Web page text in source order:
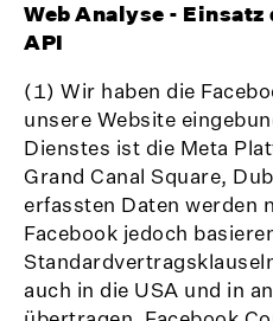
Web Analyse -
API
(1) Wir haben die
unsere Website
Dienstes ist die Meta
Grand Canal Square,
erfassten Daten werden
Facebook jedoch
auch in die USA und in